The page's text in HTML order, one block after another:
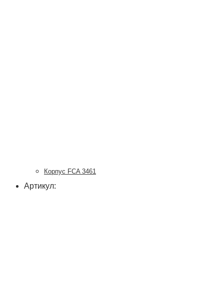
Корпус FCA 3461
Артикул: